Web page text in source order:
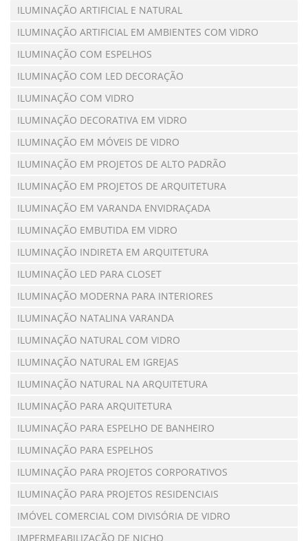
ILUMINAÇÃO ARTIFICIAL E NATURAL
ILUMINAÇÃO ARTIFICIAL EM AMBIENTES COM VIDRO
ILUMINAÇÃO COM ESPELHOS
ILUMINAÇÃO COM LED DECORAÇÃO
ILUMINAÇÃO COM VIDRO
ILUMINAÇÃO DECORATIVA EM VIDRO
ILUMINAÇÃO EM MÓVEIS DE VIDRO
ILUMINAÇÃO EM PROJETOS DE ALTO PADRÃO
ILUMINAÇÃO EM PROJETOS DE ARQUITETURA
ILUMINAÇÃO EM VARANDA ENVIDRAÇADA
ILUMINAÇÃO EMBUTIDA EM VIDRO
ILUMINAÇÃO INDIRETA EM ARQUITETURA
ILUMINAÇÃO LED PARA CLOSET
ILUMINAÇÃO MODERNA PARA INTERIORES
ILUMINAÇÃO NATALINA VARANDA
ILUMINAÇÃO NATURAL COM VIDRO
ILUMINAÇÃO NATURAL EM IGREJAS
ILUMINAÇÃO NATURAL NA ARQUITETURA
ILUMINAÇÃO PARA ARQUITETURA
ILUMINAÇÃO PARA ESPELHO DE BANHEIRO
ILUMINAÇÃO PARA ESPELHOS
ILUMINAÇÃO PARA PROJETOS CORPORATIVOS
ILUMINAÇÃO PARA PROJETOS RESIDENCIAIS
IMÓVEL COMERCIAL COM DIVISÓRIA DE VIDRO
IMPERMEABILIZAÇÃO DE NICHO